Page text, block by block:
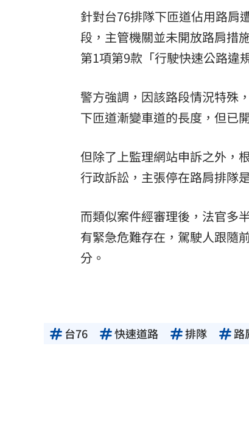
針對台76排隊下匝道佔用路肩
段，主管機關並未開放路肩措
第1項第9款「行駛快速公路違
警方強調，因該路段情況特殊
下匝道漸變車道的長度，但已
但除了上監理網站申訴之外，
行政訴訟，主張停在路肩排隊
而類似案件經審理後，法官多
有緊急危難存在，駕駛人跟隨
分。
台76 快速道路 排隊 路